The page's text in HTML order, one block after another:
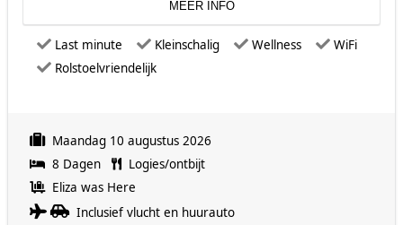
MEER INFO
Last minute Kleinschalig Wellness
WiFi
Rolstoelvriendelijk
Maandag 10 augustus 2026
8 Dagen
Logies/ontbijt
Eliza was Here
Inclusief vlucht en huurauto